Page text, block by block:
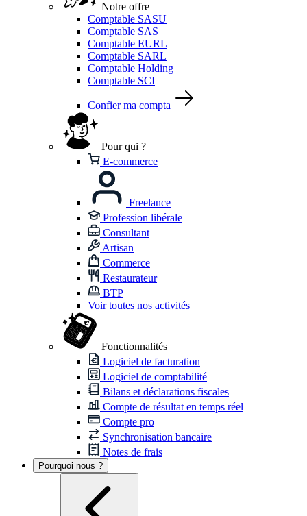
Notre offre
Comptable SASU
Comptable SAS
Comptable EURL
Comptable SARL
Comptable Holding
Comptable SCI
Confier ma compta
Pour qui ?
E-commerce
Freelance
Profession libérale
Consultant
Artisan
Commerce
Restaurateur
BTP
Voir toutes nos activités
Fonctionnalités
Logiciel de facturation
Logiciel de comptabilité
Bilans et déclarations fiscales
Compte de résultat en temps réel
Compte pro
Synchronisation bancaire
Notes de frais
Pourquoi nous ?